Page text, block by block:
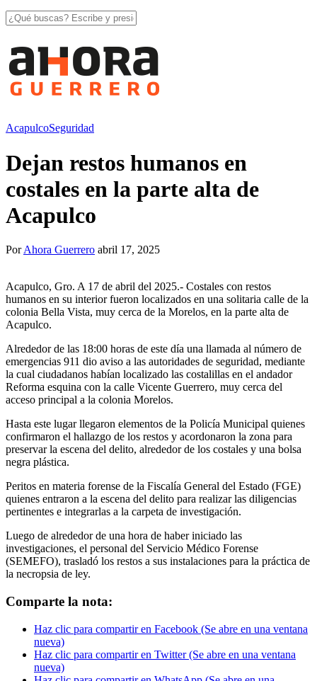
AcapulcoSeguridad
Dejan restos humanos en
costales en la parte alta de
Acapulco
PorAhora Guerrero abril 17, 2025
Acapulco, Gro. A 17 de abril del 2025.- Costales con restos
humanos en su interior fueron localizados en una solitaria calle de la
colonia Bella Vista, muy cerca de la Morelos, en la parte alta de
Acapulco.
Alrededor de las 18:00 horas de este día una llamada al número de
emergencias 911 dio aviso a las autoridades de seguridad, mediante
la cual ciudadanos habían localizado las costalillas en el andador
Reforma esquina con la calle Vicente Guerrero, muy cerca del
acceso principal a la colonia Morelos.
Hasta este lugar llegaron elementos de la Policía Municipal quienes
confirmaron el hallazgo de los restos y acordonaron la zona para
preservar la escena del delito, alrededor de los costales y una bolsa
negra plástica.
Peritos en materia forense de la Fiscalía General del Estado (FGE)
quienes entraron a la escena del delito para realizar las diligencias
pertinentes e integrarlas a la carpeta de investigación.
Luego de alrededor de una hora de haber iniciado las
investigaciones, el personal del Servicio Médico Forense
(SEMEFO), trasladó los restos a sus instalaciones para la práctica de
la necropsia de ley.
Comparte la nota:
Haz clic para compartir en Facebook (Se abre en una ventana
nueva)
Haz clic para compartir en Twitter (Se abre en una ventana
nueva)